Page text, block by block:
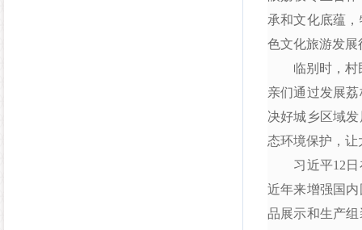
承和文化底蕴
色文化旅游发展
临别时，村民
亲们通过发展
决好城乡区域
态环境保护，
习近平12日在
近年来增强国
品展示和生产